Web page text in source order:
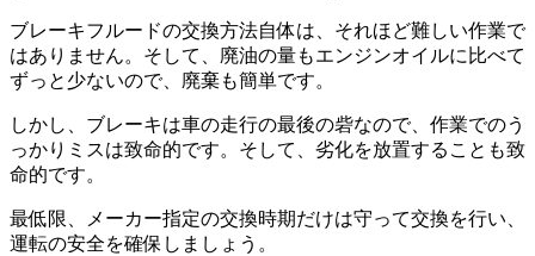
ブレーキフルードの交換方法自体は、それほど難しい作業で
はありません。そして、廃油の量もエンジンオイルに比べて
ずっと少ないので、廃棄も簡単です。
しかし、ブレーキは車の走行の最後の砦なので、作業でのう
っかりミスは致命的です。そして、劣化を放置することも致
命的です。
最低限、メーカー指定の交換時期だけは守って交換を行い、
運転の安全を確保しましょう。